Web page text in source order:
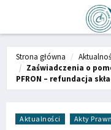
Strona główna
Zaświadczenia o
PFRON – refundacja
Aktualności Akty